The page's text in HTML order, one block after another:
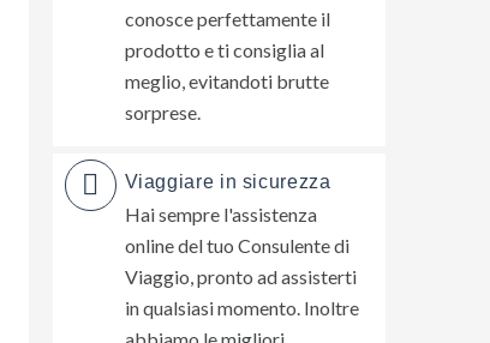
conosce perfettamente il
prodotto e ti consiglia al
meglio, evitandoti brutte
sorprese.
Viaggiare in sicurezza
Hai sempre l'assistenza
online del tuo Consulente di
Viaggio, pronto ad assisterti
in qualsiasi momento. Inoltre